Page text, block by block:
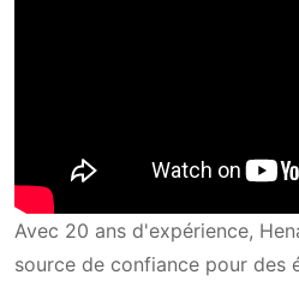
Avec 20 ans d'expérience,
source de confiance pour des